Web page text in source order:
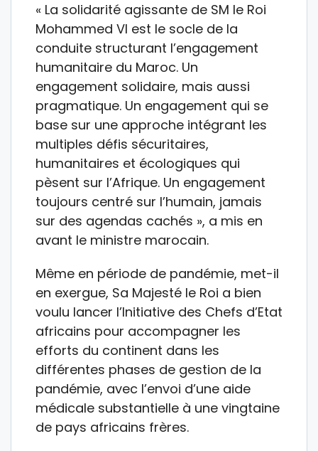
« La solidarité agissante de SM le Roi
Mohammed VI est le socle de la
conduite structurant l’engagement
humanitaire du Maroc. Un
engagement solidaire, mais aussi
pragmatique. Un engagement qui se
base sur une approche intégrant les
multiples défis sécuritaires,
humanitaires et écologiques qui
pèsent sur l’Afrique. Un engagement
toujours centré sur l’humain, jamais
sur des agendas cachés », a mis en
avant le ministre marocain.
Même en période de pandémie, met-il
en exergue, Sa Majesté le Roi a bien
voulu lancer l’Initiative des Chefs d’Etat
africains pour accompagner les
efforts du continent dans les
différentes phases de gestion de la
pandémie, avec l’envoi d’une aide
médicale substantielle à une vingtaine
de pays africains frères.